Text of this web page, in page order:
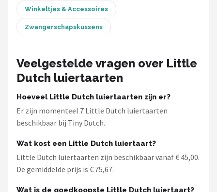
Winkeltjes & Accessoires
Zwangerschapskussens
Veelgestelde vragen over Little
Dutch luiertaarten
Hoeveel Little Dutch luiertaarten zijn er?
Er zijn momenteel 7 Little Dutch luiertaarten
beschikbaar bij Tiny Dutch.
Wat kost een Little Dutch luiertaart?
Little Dutch luiertaarten zijn beschikbaar vanaf € 45,00.
De gemiddelde prijs is € 75,67.
Wat is de goedkoopste Little Dutch luiertaart?